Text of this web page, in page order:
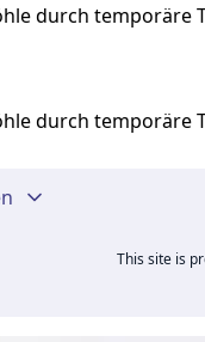
durch temporäre
durch temporäre
This site is